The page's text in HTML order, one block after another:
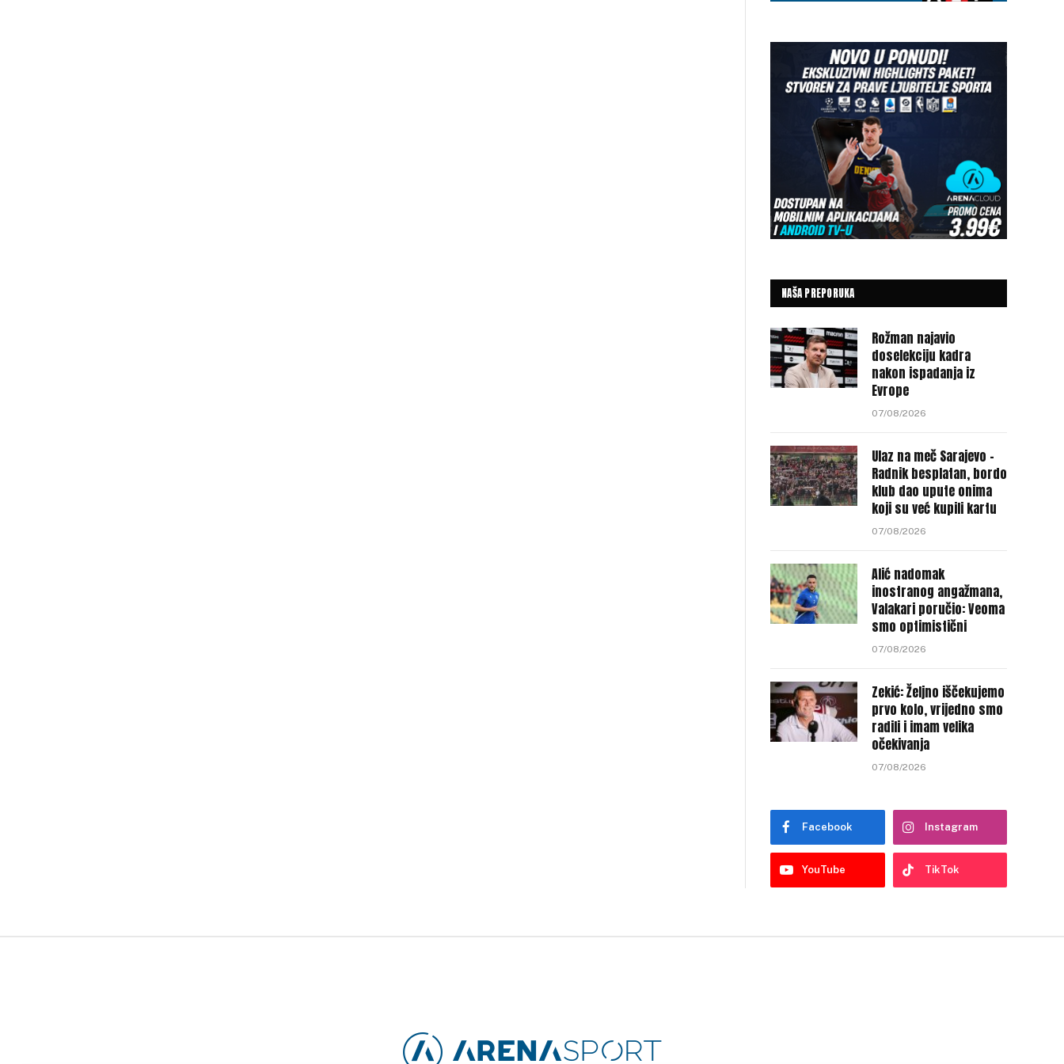
NAŠA PREPORUKA
Rožman najavio
doselekciju kadra
nakon ispadanja iz
Evrope
07/08/2026
Ulaz na meč Sarajevo –
Radnik besplatan, bordo
klub dao upute onima
koji su već kupili kartu
07/08/2026
Alić nadomak
inostranog angažmana,
Valakari poručio: Veoma
smo optimistični
07/08/2026
Zekić: Željno iščekujemo
prvo kolo, vrijedno smo
radili i imam velika
očekivanja
07/08/2026
Facebook Instagram
YouTube TikTok